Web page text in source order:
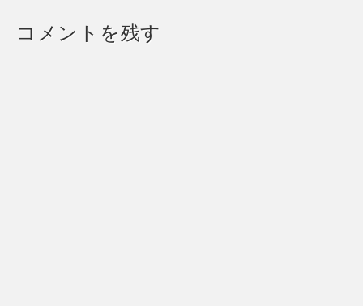
コメントを残す